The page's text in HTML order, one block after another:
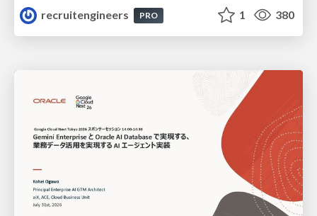
recruitengineers
PRO 1 380